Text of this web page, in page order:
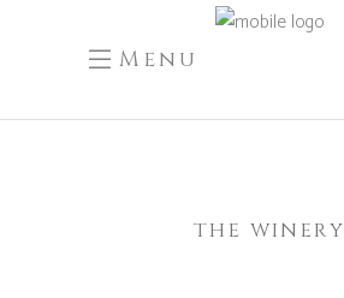
Menu
THE WINERY